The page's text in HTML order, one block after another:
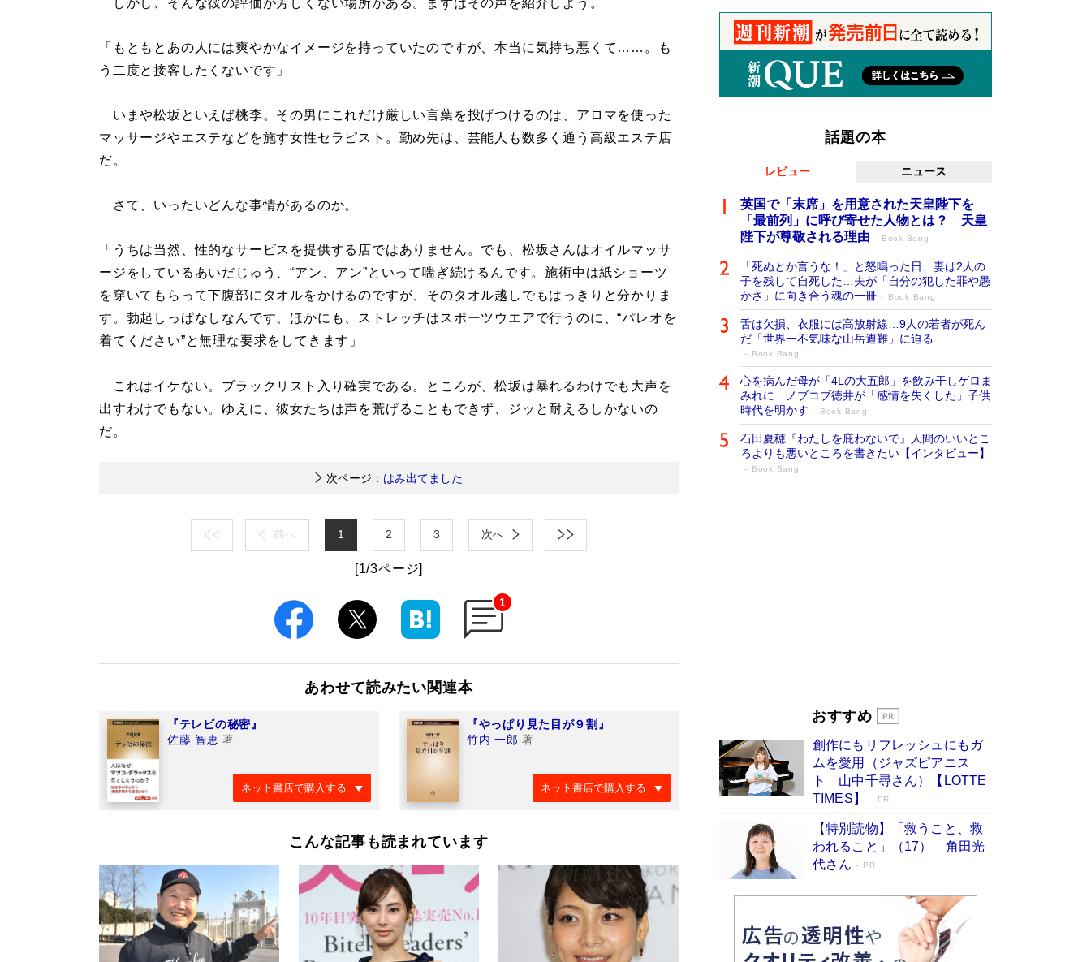
「もともとあの人には爽やかなイメージを持っていたのですが、本当に気持ち悪くて……。も
う二度と接客したくないです」
いまや松坂といえば桃李。その男にこれだけ厳しい言葉を投げつけるのは、アロマを使った
マッサージやエステなどを施す女性セラピスト。勤め先は、芸能人も数多く通う高級エステ店
だ。
さて、いったいどんな事情があるのか。
「うちは当然、性的なサービスを提供する店ではありません。でも、松坂さんはオイルマッサ
ージをしているあいだじゅう、“アン、アン”といって喘ぎ続けるんです。施術中は紙ショーツ
を穿いてもらって下腹部にタオルをかけるのですが、そのタオル越しでもはっきりと分かりま
す。勃起しっぱなしなんです。ほかにも、ストレッチはスポーツウエアで行うのに、“パレオを
着てください”と無理な要求をしてきます」
これはイケない。ブラックリスト入り確実である。ところが、松坂は暴れるわけでも大声を
出すわけでもない。ゆえに、彼女たちは声を荒げることもできず、ジッと耐えるしかないの
だ。
次ページ： はみ出てました
前へ 1 2 3 次へ
[1/3ページ]
1
あわせて読みたい関連本
『テレビの秘密』
佐藤 智恵 著
ネット書店で購入する
『やっぱり見た目が９割』
竹内 一郎 著
ネット書店で購入する
こんな記事も読まれています
話題の本
レビュー ニュース
英国で「末席」を用意された天皇陛下を
「最前列」に呼び寄せた人物とは？ 天皇
陛下が尊敬される理由
Book Bang
「死ぬとか言うな！」と怒鳴った日、妻は2人の
子を残して自死した…夫が「自分の犯した罪や愚
かさ」に向き合う魂の一冊
Book Bang
舌は欠損、衣服には高放射線…9人の若者が死ん
だ「世界一不気味な山岳遭難」に迫る
Book Bang
心を病んだ母が「4Lの大五郎」を飲み干しゲロま
みれに…ノブコブ徳井が「感情を失くした」子供
時代を明かす
Book Bang
石田夏穂『わたしを庇わないで』人間のいいとこ
ろよりも悪いところを書きたい【インタビュー】
Book Bang
「『火垂るの墓』は、大嘘である」原作者が抱き
続けた“自責の念”とは…「自己憐憫は描きたくな
い」監督が徹底的にこだわったこと（後編） #
戦争の記憶
Book Bang
おすすめ
創作にもリフレッシュにもガ
ムを愛用（ジャズピアニス
ト 山中千尋さん）【LOTTE
TIMES】
PR
【特別読物】「救うこと、救
われること」（17） 角田光
代さん
PR